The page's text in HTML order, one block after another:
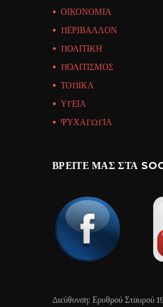
ΟΙΚΟΝΟΜΙΑ
ΠΕΡΙΒΑΛΛΟΝ
ΠΟΛΙΤΙΚΗ
ΠΟΛΙΤΙΣΜΟΣ
ΤΟΠΙΚΑ
ΥΓΕΙΑ
ΨΥΧΑΓΩΓΙΑ
ΒΡΕΊΤΕ ΜΑΣ ΣΤΑ
Διεύθυνση: Ερυθρού Σταυρού